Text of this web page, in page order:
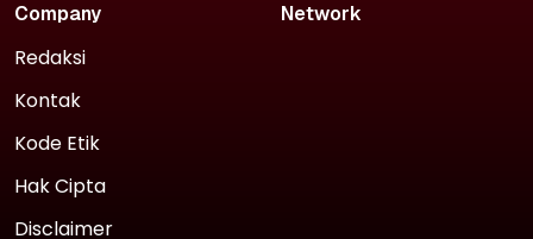
Company
Redaksi
Kontak
Kode Etik
Hak Cipta
Disclaimer
Network